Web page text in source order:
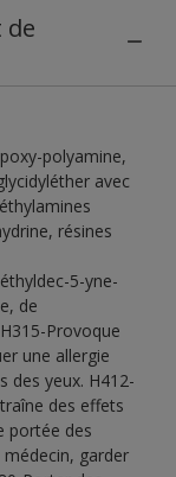
de
polyamine,
avec
résines
5-yne-
de
Provoque
une allergie
des yeux. H412-
des effets
portée des
médecin, garder